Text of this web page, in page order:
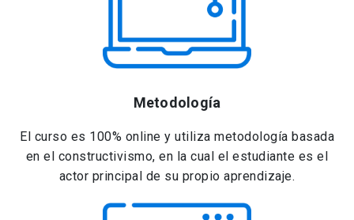
Metodología
El curso es 100% online y utiliza metodología basada
en el constructivismo, en la cual el estudiante es el
actor principal de su propio aprendizaje.